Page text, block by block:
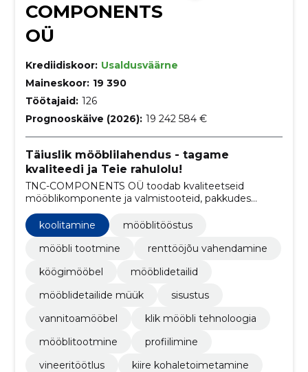
COMPONENTS
OÜ
Krediidiskoor: Usaldusväärne
Maineskoor: 19 390
Töötajaid: 126
Prognooskäive (2026): 19 242 584 €
Täiuslik mööblilahendus - tagame
kvaliteedi ja Teie rahulolu!
TNC-COMPONENTS OÜ toodab kvaliteetseid
mööblikomponente ja valmistooteid, pakkudes
usaldusväärset tarnet, konkurentsivõimelisi hindu
ning kliendipõhist lähenemist.
koolitamine
mööblitööstus
mööbli tootmine
renttööjõu vahendamine
köögimööbel
mööblidetailid
mööblidetailide müük
sisustus
vannitoamööbel
klik mööbli tehnoloogia
mööblitootmine
profiilimine
vineeritöötlus
kiire kohaletoimetamine